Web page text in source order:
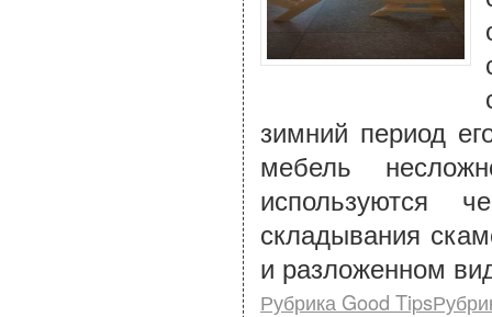
зимний период
мебель
используются
складывания
и разложенном
Рубрика Good